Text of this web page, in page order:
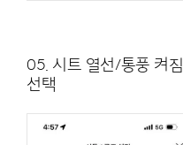
05. 시트 열선/통풍 켜짐
선택